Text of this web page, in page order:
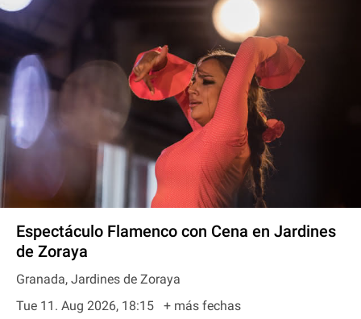
Espectáculo Flamenco con Cena en Jardines
de Zoraya
Granada, Jardines de Zoraya
Tue 11. Aug 2026, 18:15
+ más fechas